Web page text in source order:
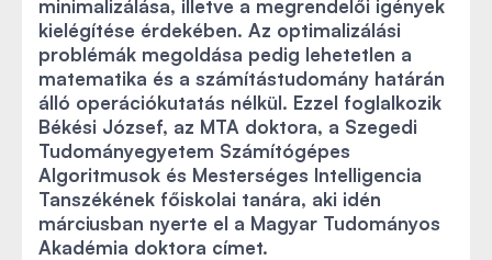
minimalizálása, illetve a megrendelői igények
kielégítése érdekében. Az optimalizálási
problémák megoldása pedig lehetetlen a
matematika és a számítástudomány határán
álló operációkutatás nélkül. Ezzel foglalkozik
Békési József, az MTA doktora, a Szegedi
Tudományegyetem Számítógépes
Algoritmusok és Mesterséges Intelligencia
Tanszékének főiskolai tanára, aki idén
márciusban nyerte el a Magyar Tudományos
Akadémia doktora címet.